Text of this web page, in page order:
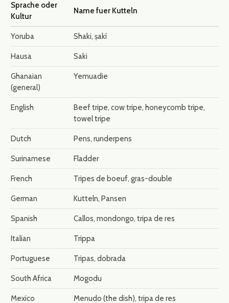
Sprache oder
Kultur
Name fuer Kutteln
Yoruba Shaki, ṣakí
Hausa Saki
Ghanaian
(general)
Yemuadie
English
Beef tripe, cow tripe, honeycomb tripe,
towel tripe
Dutch Pens, runderpens
Surinamese Fladder
French Tripes de boeuf, gras-double
German Kutteln, Pansen
Spanish Callos, mondongo, tripa de res
Italian Trippa
Portuguese Tripas, dobrada
South Africa Mogodu
Mexico Menudo (the dish), tripa de res